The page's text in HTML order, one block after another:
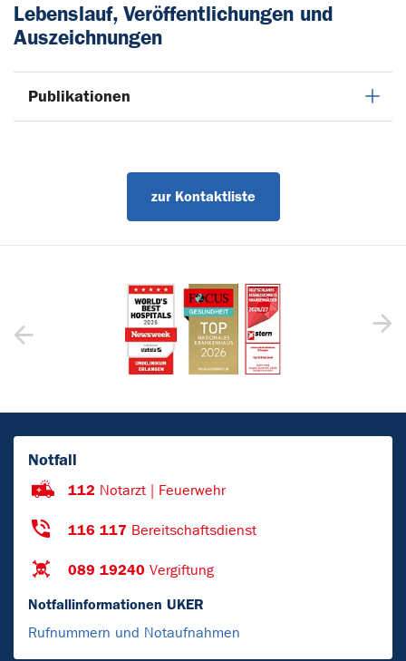
Lebenslauf, Veröffentlichungen und
Auszeichnungen
Publikationen
zur Kontaktliste
Notfall
112 Notarzt | Feuerwehr
116 117 Bereitschaftsdienst
089 19240 Vergiftung
Notfallinformationen UKER
Rufnummern und Notaufnahmen